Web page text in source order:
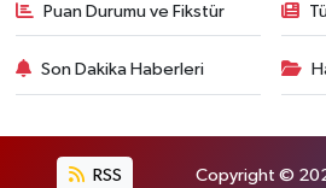
Puan Durumu ve Fikstür
Son Dakika Haberleri
RSS Copyright ©